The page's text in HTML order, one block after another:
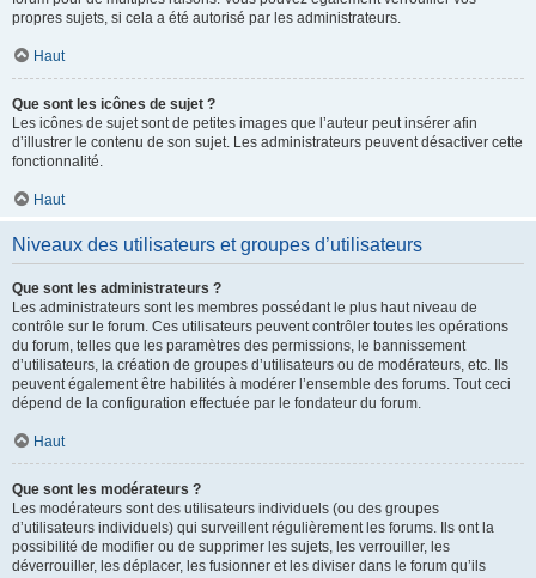
propres sujets, si cela a été autorisé par les administrateurs.
Haut
Que sont les icônes de sujet ?
Les icônes de sujet sont de petites images que l’auteur peut insérer afin
d’illustrer le contenu de son sujet. Les administrateurs peuvent désactiver cette
fonctionnalité.
Haut
Niveaux des utilisateurs et groupes d’utilisateurs
Que sont les administrateurs ?
Les administrateurs sont les membres possédant le plus haut niveau de
contrôle sur le forum. Ces utilisateurs peuvent contrôler toutes les opérations
du forum, telles que les paramètres des permissions, le bannissement
d’utilisateurs, la création de groupes d’utilisateurs ou de modérateurs, etc. Ils
peuvent également être habilités à modérer l’ensemble des forums. Tout ceci
dépend de la configuration effectuée par le fondateur du forum.
Haut
Que sont les modérateurs ?
Les modérateurs sont des utilisateurs individuels (ou des groupes
d’utilisateurs individuels) qui surveillent régulièrement les forums. Ils ont la
possibilité de modifier ou de supprimer les sujets, les verrouiller, les
déverrouiller, les déplacer, les fusionner et les diviser dans le forum qu’ils